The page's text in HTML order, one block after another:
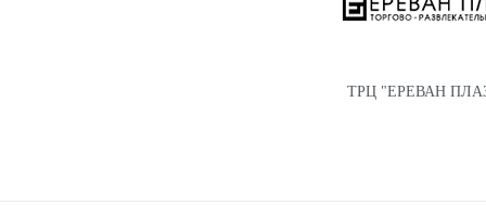
ТРЦ "ЕРЕВАН